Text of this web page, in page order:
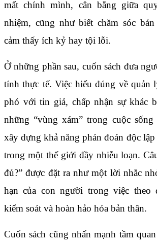
mất chính mình, cân bằng giữa
nhiệm, cũng như biết chăm sóc
cảm thấy ích kỷ hay tội lỗi.
Ở những phần sau, cuốn sách đưa
tính thực tế. Việc hiểu đúng về quản
phó với tin giả, chấp nhận sự khác
những “vùng xám” trong cuộc
xây dựng khả năng phán đoán độc
trong một thế giới đầy nhiễu loạn.
đủ?” được đặt ra như một lời nhắc
hạn của con người trong việc theo
kiểm soát và hoàn hảo hóa bản thân.
Cuốn sách cũng nhấn mạnh tầm